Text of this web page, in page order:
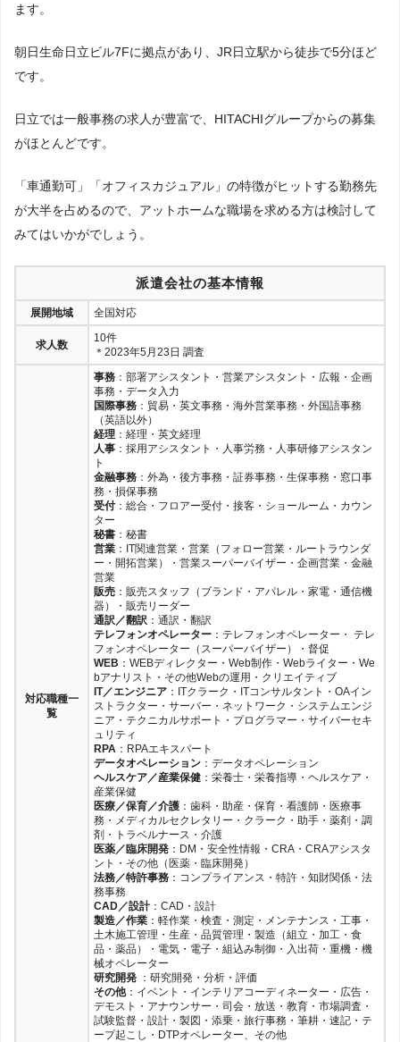
ます。
朝日生命日立ビル7Fに拠点があり、JR日立駅から徒歩で5分ほど
です。
日立では一般事務の求人が豊富で、HITACHIグループからの募集
がほとんどです。
「車通勤可」「オフィスカジュアル」の特徴がヒットする勤務先
が大半を占めるので、アットホームな職場を求める方は検討して
みてはいかがでしょう。
派遣会社の基本情報
展開地域 全国対応
求人数
10件
＊2023年5月23日 調査
対応職種一
覧
事務 ：部署アシスタント・営業アシスタント・広報・企画
事務・データ入力
国際事務 ：貿易・英文事務・海外営業事務・外国語事務
（英語以外）
経理 ：経理・英文経理
人事 ：採用アシスタント・人事労務・人事研修アシスタン
ト
金融事務 ：外為・後方事務・証券事務・生保事務・窓口事
務・損保事務
受付：総合・フロアー受付・接客・ショールーム・カウン
ター
秘書 ：秘書
営業 ：IT関連営業・営業（フォロー営業・ルートラウンダ
ー・開拓営業）・営業スーパーバイザー・企画営業・金融
営業
販売 ：販売スタッフ（ブランド・アパレル・家電・通信機
器）・販売リーダー
通訳／翻訳 ：通訳・翻訳
テレフォンオペレーター ：テレフォンオペレーター・ テレ
フォンオペレーター（スーパーバイザー）・督促
WEB ：WEBディレクター・Web制作・Webライター・We
bアナリスト・その他Webの運用・クリエイティブ
IT／エンジニア ：ITクラーク・ITコンサルタント・OAイン
ストラクター・サーバー・ネットワーク・システムエンジ
ニア・テクニカルサポート・プログラマー・サイバーセキ
ュリティ
RPA ：RPAエキスパート
データオペレーション ：データオペレーション
ヘルスケア／産業保健 ：栄養士・栄養指導・ヘルスケア・
産業保健
医療／保育／介護 ：歯科・助産・保育・看護師・医療事
務・メディカルセクレタリー・クラーク・助手・薬剤・調
剤・トラベルナース・介護
医薬／臨床開発 ：DM・安全性情報・CRA・CRAアシスタ
ント・その他（医薬・臨床開発）
法務／特許事務 ：コンプライアンス・特許・知財関係・法
務事務
CAD／設計：CAD・設計
製造／作業 ：軽作業・検査・測定・メンテナンス・工事・
土木施工管理・生産・品質管理・製造（組立・加工・食
品・薬品）・電気・電子・組込み制御・入出荷・重機・機
械オペレーター
研究開発 ：研究開発・分析・評価
その他：イベント・インテリアコーディネーター・広告・
デモスト・アナウンサー・司会・放送・教育・市場調査・
試験監督・設計・製図・添乗・旅行事務・筆耕・速記・テ
ープ起こし・DTPオペレーター、その他